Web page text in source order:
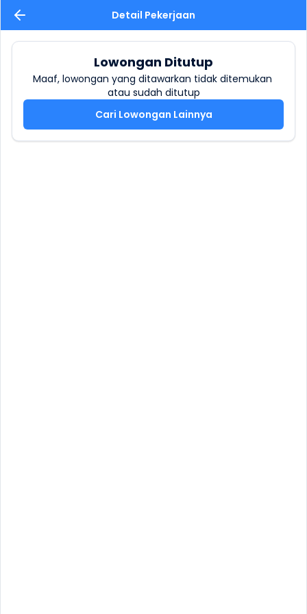
Detail Pekerjaan
Lowongan Ditutup
Maaf, lowongan yang ditawarkan tidak ditemukan
atau sudah ditutup
Cari Lowongan Lainnya